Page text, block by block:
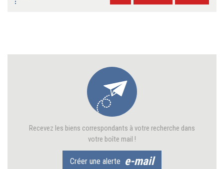
Recevez les biens correspondants à votre recherche dans
votre boîte mail !
Créer une alerte e-mail